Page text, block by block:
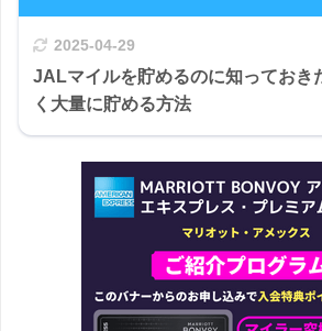
2025-04-29
JALマイルを貯めるのに知っておき
く大量に貯める方法